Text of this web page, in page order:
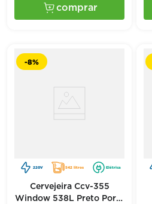
comprar
-8%
220V 542 litros Elétrica
Cervejeira Ccv-355
Window 538L Preto Porta